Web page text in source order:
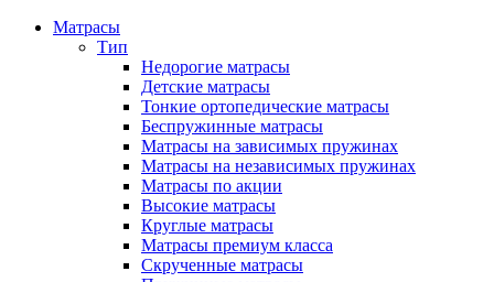
Матрасы
Тип
Недорогие матрасы
Детские матрасы
Тонкие ортопедические матрасы
Беспружинные матрасы
Матрасы на зависимых пружинах
Матрасы на независимых пружинах
Матрасы по акции
Высокие матрасы
Круглые матрасы
Матрасы премиум класса
Скрученные матрасы